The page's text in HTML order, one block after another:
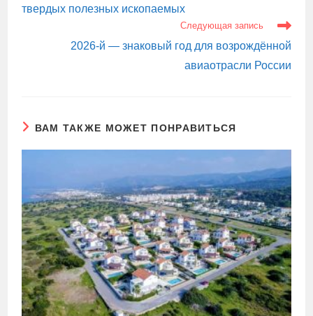
твердых полезных ископаемых
Следующая запись
2026-й — знаковый год для возрождённой
авиаотрасли России
ВАМ ТАКЖЕ МОЖЕТ ПОНРАВИТЬСЯ